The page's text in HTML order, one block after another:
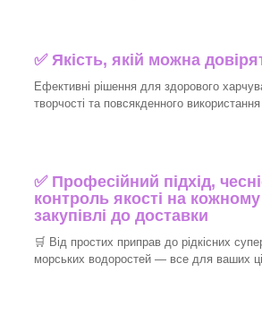
✅ Якість, якій можна
Ефективні рішення для здорового
творчості та повсякденного використання
✅ Професійний підхід,
контроль якості на кожному
закупівлі до доставки
🛒 Від простих приправ до рідкісних
морських водоростей — все для ваших